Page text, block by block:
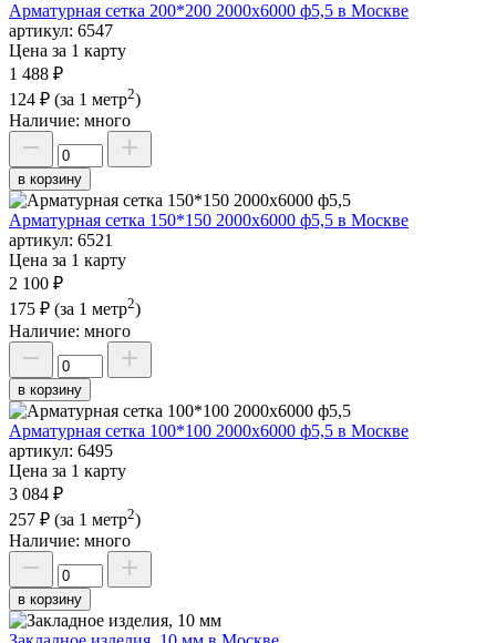
Арматурная сетка 200*200 2000х6000 ф5,5 в Москве
артикул: 6547
Цена за 1 карту
1 488 ₽
124 ₽ (за 1 метр2)
Наличие: много
в корзину
Арматурная сетка 150*150 2000х6000 ф5,5 в Москве
артикул: 6521
Цена за 1 карту
2 100 ₽
175 ₽ (за 1 метр2)
Наличие: много
в корзину
Арматурная сетка 100*100 2000х6000 ф5,5 в Москве
артикул: 6495
Цена за 1 карту
3 084 ₽
257 ₽ (за 1 метр2)
Наличие: много
в корзину